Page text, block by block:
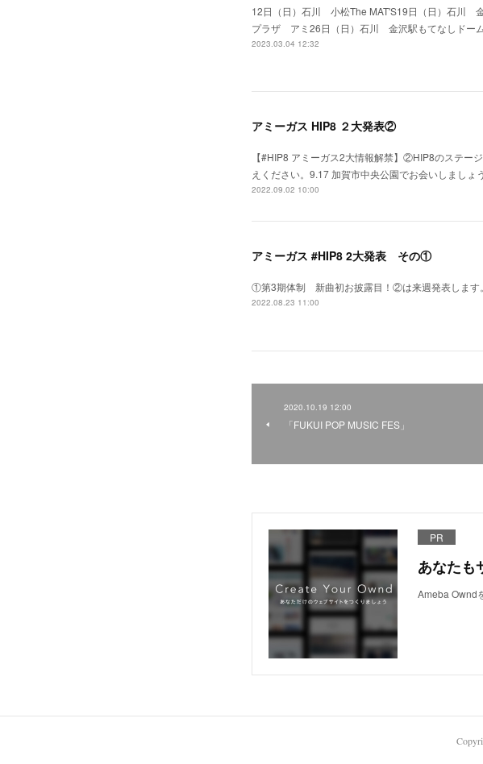
12日（日）石川 小松The MAT'S19日（日）石川
プラザ アミ26日（日）石川 金沢駅もてなしドー
2023.03.04 12:32
アミーガス HIP8 ２大発表②
【#HIP8 アミーガス2大情報解禁】②HIP8のステー
えください。9.17 加賀市中央公園でお会いしましょう
2022.09.02 10:00
アミーガス #HIP8 2大発表 その①
①第3期体制 新曲初お披露目！②は来週発表します。
2022.08.23 11:00
2020.10.19 12:00
「FUKUI POP MUSIC FES」
PR
あなたも
Ameba Ownd